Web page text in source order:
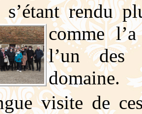
rendu
comme
l’un des
domaine.
visite de